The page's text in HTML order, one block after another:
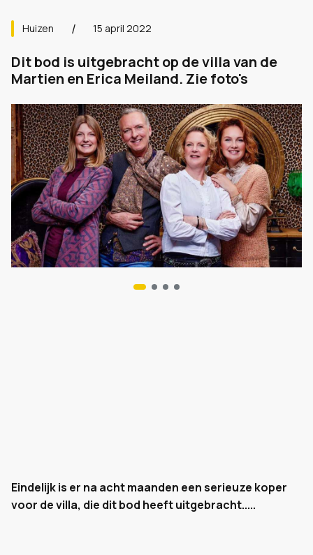
Huizen 15 april 2022
Dit bod is uitgebracht op de villa van de
Martien en Erica Meiland. Zie foto's
Eindelijk is er na acht maanden een serieuze koper
voor de villa, die dit bod heeft uitgebracht.....